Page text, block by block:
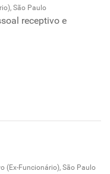
São Paulo
receptivo e
(Ex-Funcionário), São Paulo